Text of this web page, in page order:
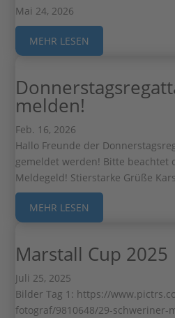
Mai 24, 2026
MEHR LESEN
melden!
Feb. 16, 2026
Hallo Freunde der
gemeldet werden! Bitte beachtet
Meldegeld! Stierstarke Grüße
MEHR LESEN
Marstall Cup 2025
Juli 25, 2025
Bilder Tag 1: https://
fotograf/9810648/29-schweriner-